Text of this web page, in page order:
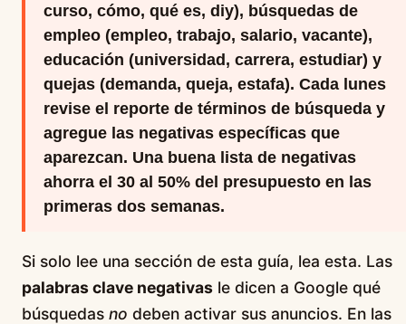
curso, cómo, qué es, diy), búsquedas de
empleo (empleo, trabajo, salario, vacante),
educación (universidad, carrera, estudiar) y
quejas (demanda, queja, estafa). Cada lunes
revise el reporte de términos de búsqueda y
agregue las negativas específicas que
aparezcan. Una buena lista de negativas
ahorra el 30 al 50% del presupuesto en las
primeras dos semanas.
Si solo lee una sección de esta guía, lea esta. Las
palabras clave negativas le dicen a Google qué
búsquedas no deben activar sus anuncios. En las